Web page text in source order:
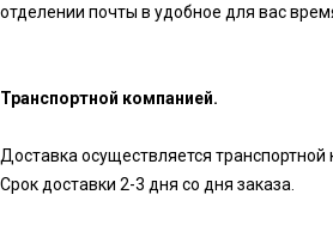
отделении почты в удобное для вас
Транспортной компанией.
Доставка осуществляется транспортной
Срок доставки 2-3 дня со дня заказа.